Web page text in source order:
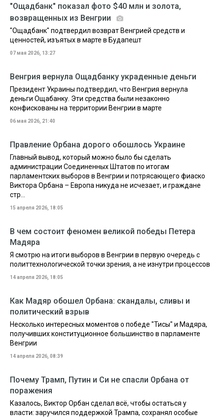
"Ощадбанк" показал фото $40 млн и золота,
возвращенных из Венгрии
"Ощадбанк" подтвердил возврат Венгрией средств и
ценностей, изъятых в марте в Будапешт
07 мая 2026, 13:27
Венгрия вернула Ощадбанку украденные деньги
Президент Украины подтвердил, что Венгрия вернула
деньги Ощабанку. Эти средства были незаконно
конфискованы на территории Венгрии в марте
06 мая 2026, 21:40
Правление Орбана дорого обошлось Украине
Главный вывод, который можно было бы сделать
администрации Соединенных Штатов по итогам
парламентских выборов в Венгрии и потрясающего фиаско
Виктора Орбана – Европа никуда не исчезает, и граждане
стр...
15 апреля 2026, 18:05
В чем состоит феномен великой победы Петера
Мадяра
Я смотрю на итоги выборов в Венгрии в первую очередь с
политтехнологической точки зрения, а не изнутри процессов
14 апреля 2026, 18:05
Как Мадяр обошел Орбана: скандалы, сливы и
политический взрыв
Несколько интересных моментов о победе "Тисы" и Мадяра,
получивших конституционное большинство в парламенте
Венгрии
14 апреля 2026, 08:39
Почему Трамп, Путин и Си не спасли Орбана от
поражения
Казалось, Виктор Орбан сделал всё, чтобы остаться у
власти: заручился поддержкой Трампа, сохранял особые